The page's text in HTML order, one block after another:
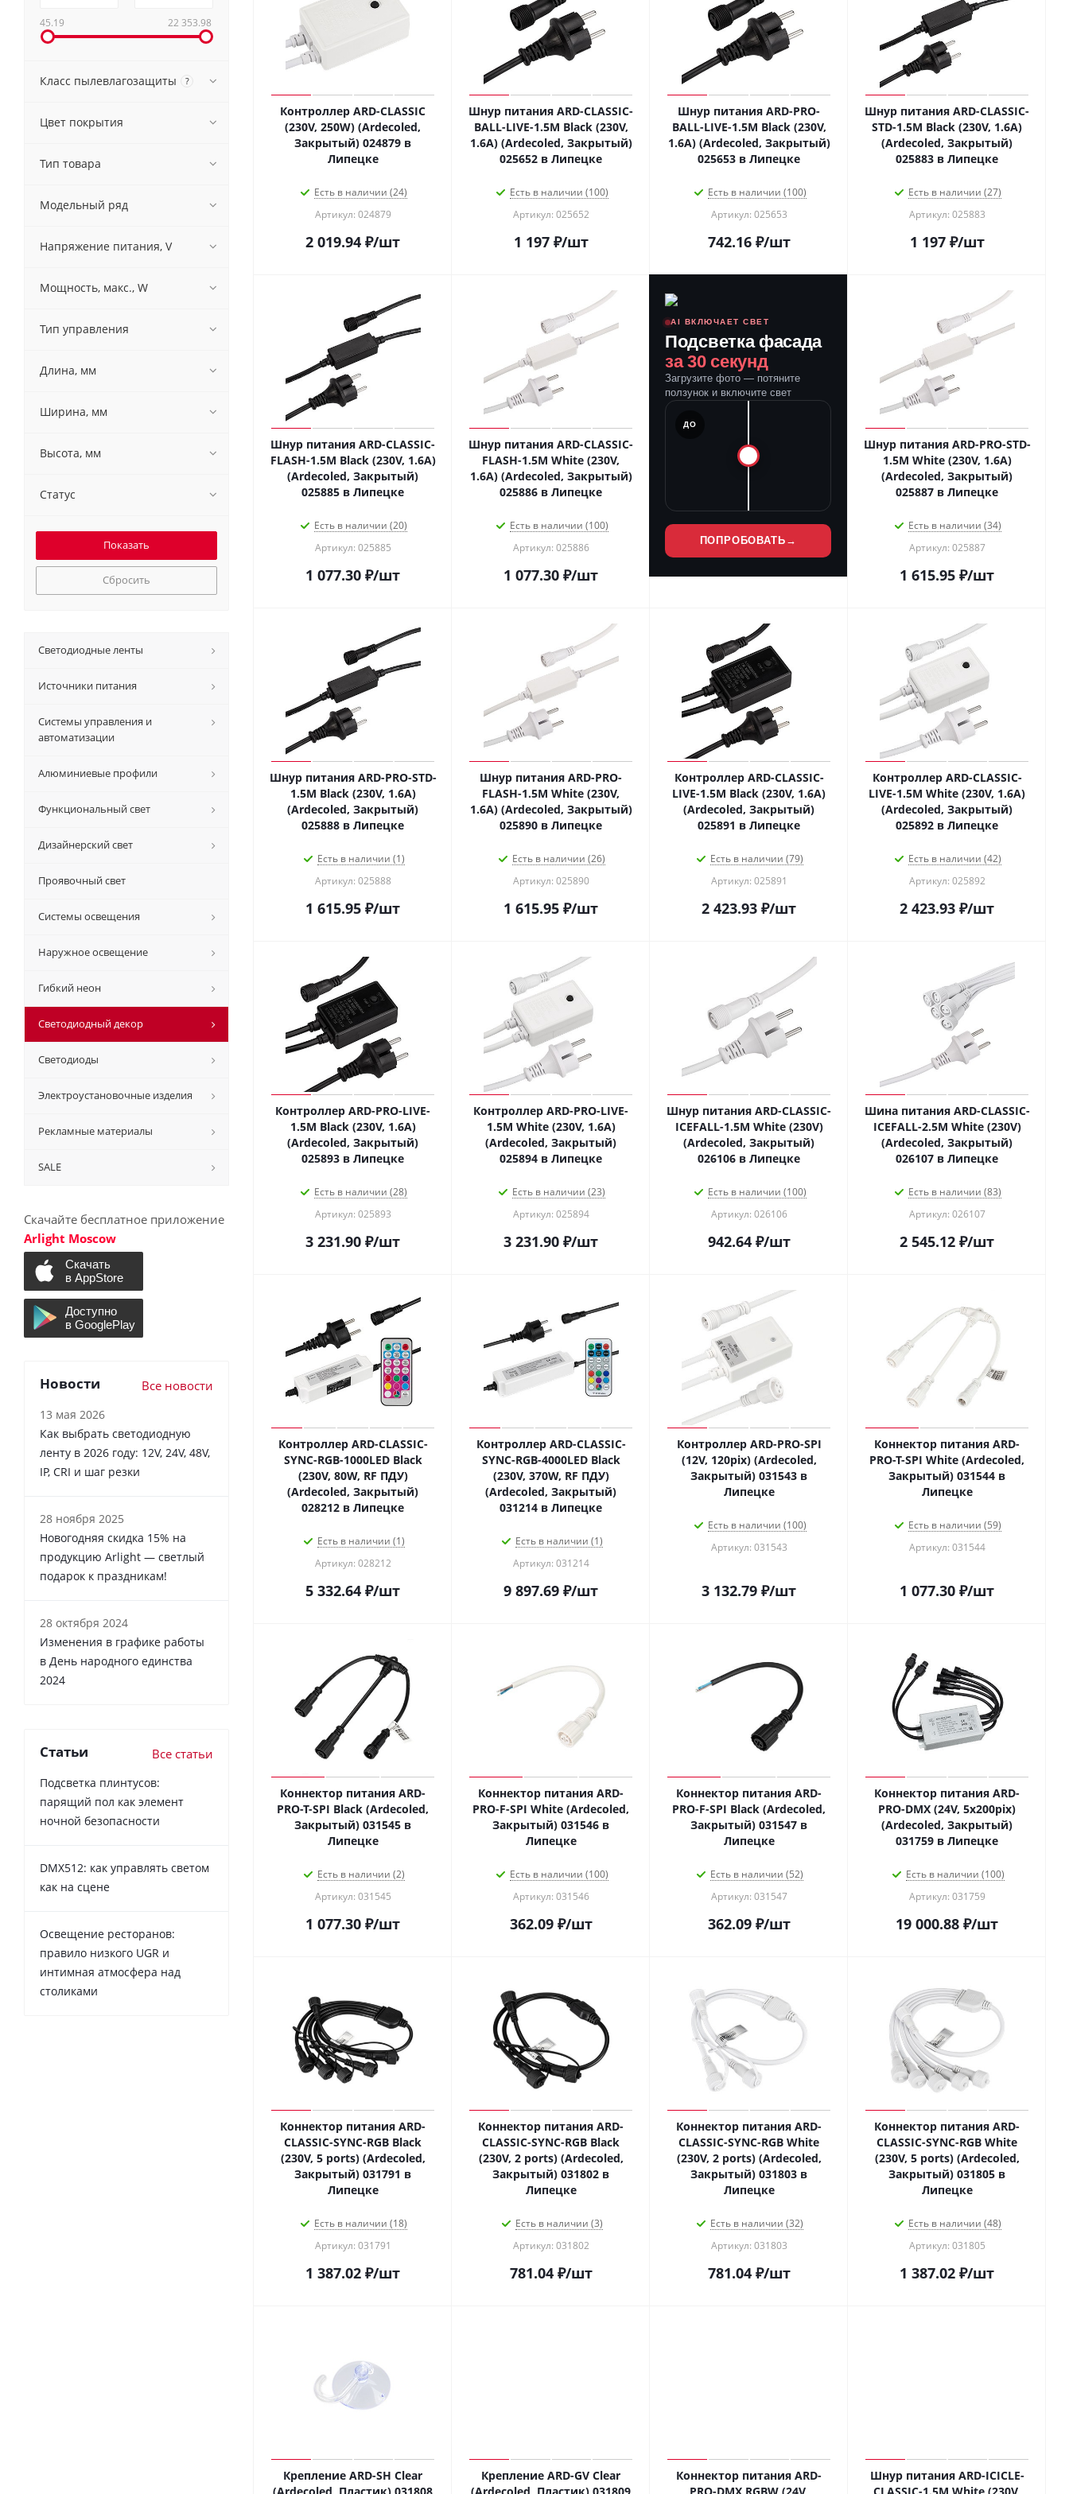
Контроллер ARD-CLASSIC
(230V, 250W) (Ardecoled,
Закрытый) 024879 в
Липецке
Есть в наличии (24)
Артикул: 024879
2 019.94 ₽/шт
Шнур питания ARD-CLASSIC-
BALL-LIVE-1.5M Black (230V,
1.6A) (Ardecoled, Закрытый)
025652 в Липецке
Есть в наличии (100)
Артикул: 025652
1 197₽/шт
Шнур питания ARD-PRO-
BALL-LIVE-1.5M Black (230V,
1.6A) (Ardecoled, Закрытый)
025653 в Липецке
Есть в наличии (100)
Артикул: 025653
742.16₽/шт
Шнур питания ARD-CLASSIC-
STD-1.5M Black (230V, 1.6A)
(Ardecoled, Закрытый)
025883 в Липецке
Есть в наличии (27)
Артикул: 025883
1 197₽/шт
Шнур питания ARD-CLASSIC-
FLASH-1.5M Black (230V, 1.6A)
(Ardecoled, Закрытый)
025885 в Липецке
Есть в наличии (20)
Артикул: 025885
1 077.30 ₽/шт
Шнур питания ARD-CLASSIC-
FLASH-1.5M White (230V,
1.6A) (Ardecoled, Закрытый)
025886 в Липецке
Есть в наличии (100)
Артикул: 025886
1 077.30 ₽/шт
AI ВКЛЮЧАЕТ СВЕТ
Подсветка фасада
за 30 секунд
Загрузите фото — потяните
ползунок и включите свет
ДО
ПОПРОБОВАТЬ →
Шнур питания ARD-PRO-STD-
1.5M White (230V, 1.6A)
(Ardecoled, Закрытый)
025887 в Липецке
Есть в наличии (34)
Артикул: 025887
1 615.95 ₽/шт
Шнур питания ARD-PRO-STD-
1.5M Black (230V, 1.6A)
(Ardecoled, Закрытый)
025888 в Липецке
Есть в наличии (1)
Артикул: 025888
1 615.95 ₽/шт
Шнур питания ARD-PRO-
FLASH-1.5M White (230V,
1.6A) (Ardecoled, Закрытый)
025890 в Липецке
Есть в наличии (26)
Артикул: 025890
1 615.95 ₽/шт
Контроллер ARD-CLASSIC-
LIVE-1.5M Black (230V, 1.6A)
(Ardecoled, Закрытый)
025891 в Липецке
Есть в наличии (79)
Артикул: 025891
2 423.93 ₽/шт
Контроллер ARD-CLASSIC-
LIVE-1.5M White (230V, 1.6A)
(Ardecoled, Закрытый)
025892 в Липецке
Есть в наличии (42)
Артикул: 025892
2 423.93 ₽/шт
Контроллер ARD-PRO-LIVE-
1.5M Black (230V, 1.6A)
(Ardecoled, Закрытый)
025893 в Липецке
Есть в наличии (28)
Артикул: 025893
3 231.90 ₽/шт
Контроллер ARD-PRO-LIVE-
1.5M White (230V, 1.6A)
(Ardecoled, Закрытый)
025894 в Липецке
Есть в наличии (23)
Артикул: 025894
3 231.90 ₽/шт
Шнур питания ARD-CLASSIC-
ICEFALL-1.5M White (230V)
(Ardecoled, Закрытый)
026106 в Липецке
Есть в наличии (100)
Артикул: 026106
942.64₽/шт
Шина питания ARD-CLASSIC-
ICEFALL-2.5M White (230V)
(Ardecoled, Закрытый)
026107 в Липецке
Есть в наличии (83)
Артикул: 026107
2 545.12 ₽/шт
Контроллер ARD-CLASSIC-
SYNC-RGB-1000LED Black
(230V, 80W, RF ПДУ)
(Ardecoled, Закрытый)
028212 в Липецке
Есть в наличии (1)
Артикул: 028212
5 332.64 ₽/шт
Контроллер ARD-CLASSIC-
SYNC-RGB-4000LED Black
(230V, 370W, RF ПДУ)
(Ardecoled, Закрытый)
031214 в Липецке
Есть в наличии (1)
Артикул: 031214
9 897.69 ₽/шт
Контроллер ARD-PRO-SPI
(12V, 120pix) (Ardecoled,
Закрытый) 031543 в
Липецке
Есть в наличии (100)
Артикул: 031543
3 132.79 ₽/шт
Коннектор питания ARD-
PRO-T-SPI White (Ardecoled,
Закрытый) 031544 в
Липецке
Есть в наличии (59)
Артикул: 031544
1 077.30 ₽/шт
Коннектор питания ARD-
PRO-T-SPI Black (Ardecoled,
Закрытый) 031545 в
Липецке
Есть в наличии (2)
Артикул: 031545
1 077.30 ₽/шт
Коннектор питания ARD-
PRO-F-SPI White (Ardecoled,
Закрытый) 031546 в
Липецке
Есть в наличии (100)
Артикул: 031546
362.09₽/шт
Коннектор питания ARD-
PRO-F-SPI Black (Ardecoled,
Закрытый) 031547 в
Липецке
Есть в наличии (52)
Артикул: 031547
362.09₽/шт
Коннектор питания ARD-
PRO-DMX (24V, 5x200pix)
(Ardecoled, Закрытый)
031759 в Липецке
Есть в наличии (100)
Артикул: 031759
19 000.88 ₽/шт
Коннектор питания ARD-
CLASSIC-SYNC-RGB Black
(230V, 5 ports) (Ardecoled,
Закрытый) 031791 в
Липецке
Есть в наличии (18)
Артикул: 031791
1 387.02 ₽/шт
Коннектор питания ARD-
CLASSIC-SYNC-RGB Black
(230V, 2 ports) (Ardecoled,
Закрытый) 031802 в
Липецке
Есть в наличии (3)
Артикул: 031802
781.04₽/шт
Коннектор питания ARD-
CLASSIC-SYNC-RGB White
(230V, 2 ports) (Ardecoled,
Закрытый) 031803 в
Липецке
Есть в наличии (32)
Артикул: 031803
781.04₽/шт
Коннектор питания ARD-
CLASSIC-SYNC-RGB White
(230V, 5 ports) (Ardecoled,
Закрытый) 031805 в
Липецке
Есть в наличии (48)
Артикул: 031805
1 387.02 ₽/шт
Крепление ARD-SH Clear
Крепление ARD-GV Clear
Коннектор питания ARD-
Шнур питания ARD-ICICLE-
45.19 22 353.98
Класс пылевлагозащиты ?
Цвет покрытия
Тип товара
Модельный ряд
Напряжение питания, V
Мощность, макс., W
Тип управления
Длина, мм
Ширина, мм
Высота, мм
Статус
Сбросить
Светодиодные ленты
Источники питания
Системы управления и
автоматизации
Алюминиевые профили
Функциональный свет
Дизайнерский свет
Проявочный свет
Системы освещения
Наружное освещение
Гибкий неон
Светодиодный декор
Светодиоды
Электроустановочные изделия
Рекламные материалы
SALE
Скачайте бесплатное приложение
Arlight Moscow
Новости Все новости
13 мая 2026
Как выбрать светодиодную
ленту в 2026 году: 12V, 24V, 48V,
IP, CRI и шаг резки
28 ноября 2025
Новогодняя скидка 15% на
продукцию Arlight — светлый
подарок к праздникам!
28 октября 2024
Изменения в графике работы
в День народного единства
2024
Статьи Все статьи
Подсветка плинтусов:
парящий пол как элемент
ночной безопасности
DMX512: как управлять светом
как на сцене
Освещение ресторанов:
правило низкого UGR и
интимная атмосфера над
столиками